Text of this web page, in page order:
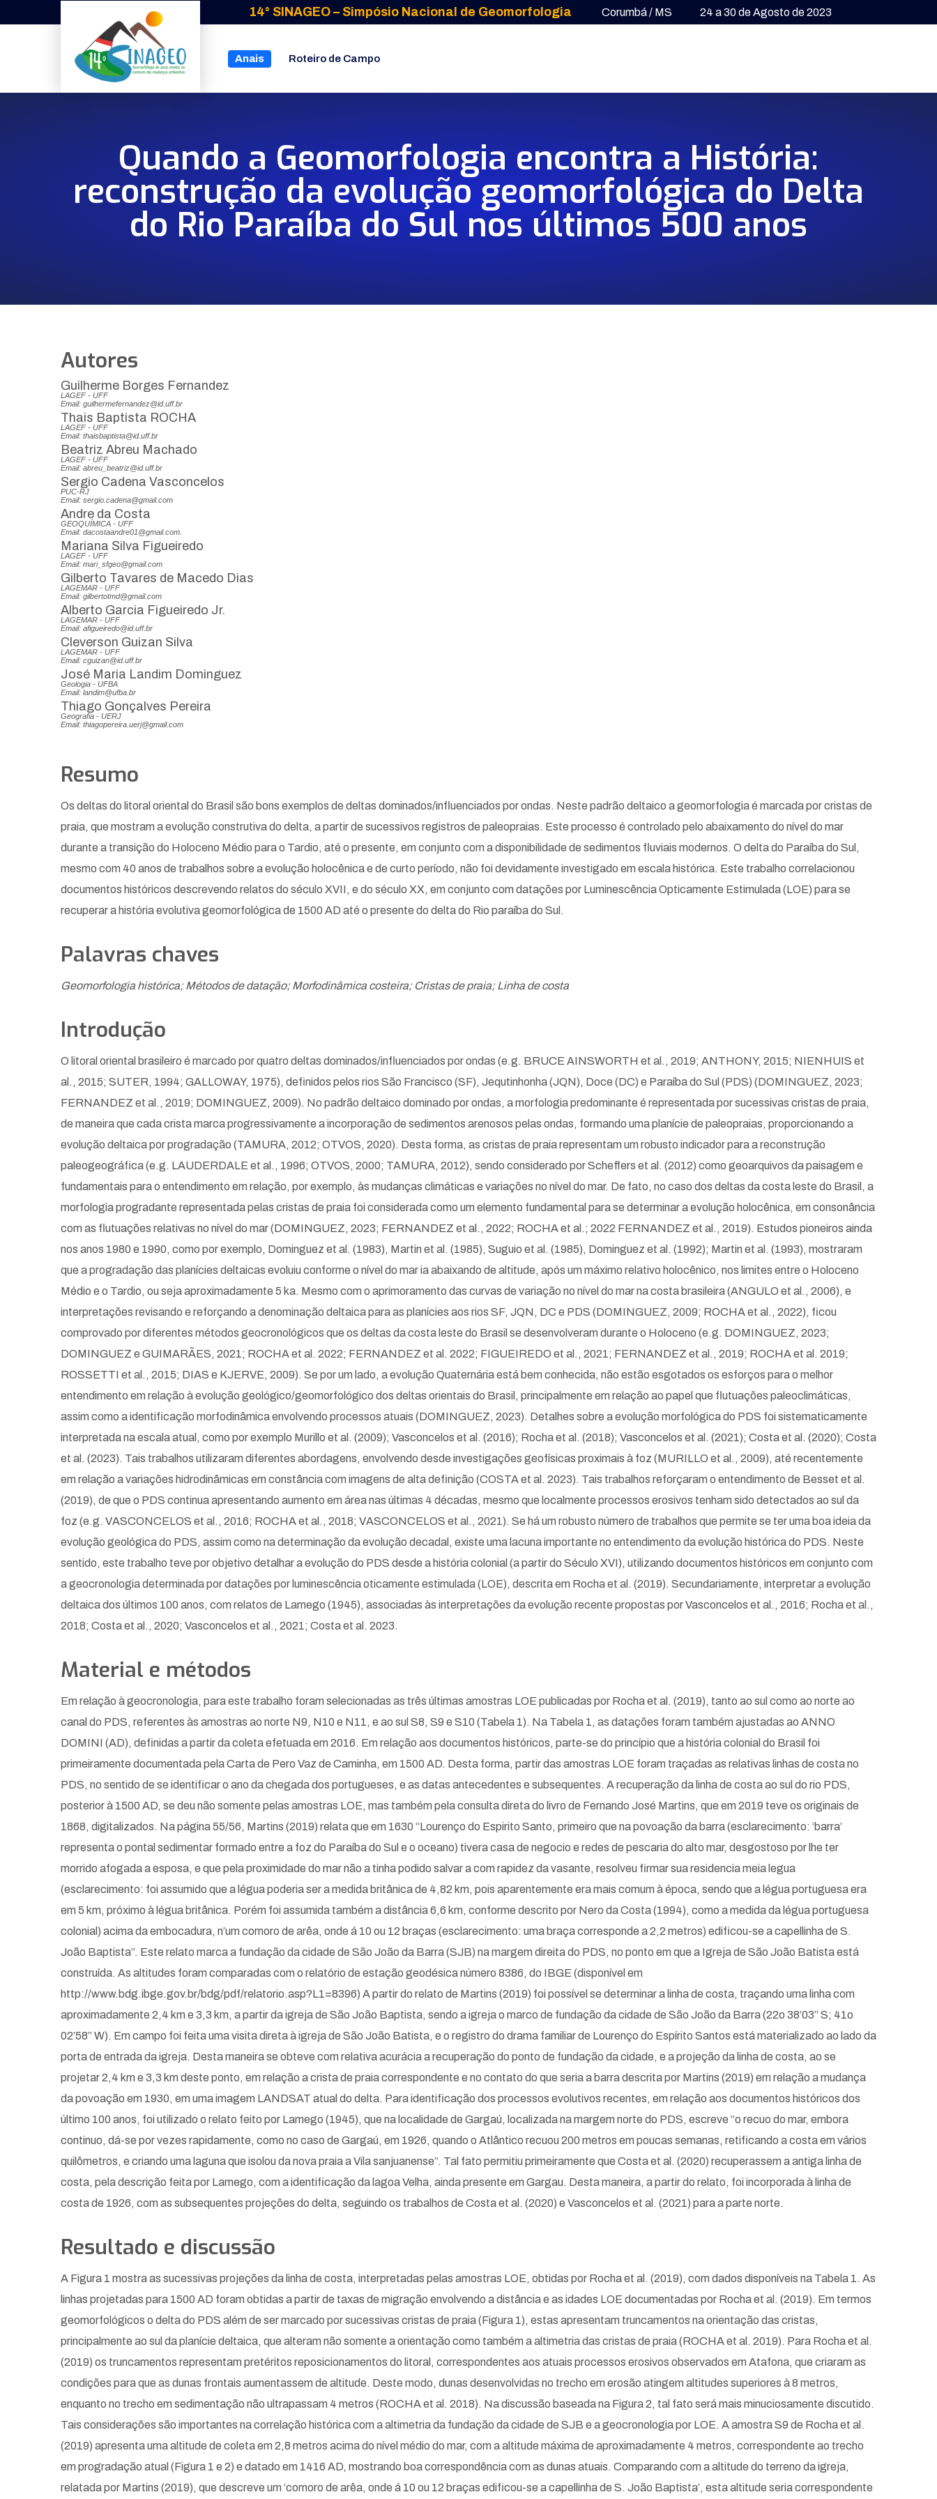
14° SINAGEO – Simpósio Nacional de Geomorfologia Corumbá / MS 24 a 30 de Agosto de 2023
Anais Roteiro de Campo
Quando a Geomorfologia encontra a História:
reconstrução da evolução geomorfológica do Delta
do Rio Paraíba do Sul nos últimos 500 anos
Autores
Guilherme Borges Fernandez
LAGEF - UFF
Email: guilhermefernandez@id.uff.br
Thais Baptista ROCHA
LAGEF - UFF
Email: thaisbaptista@id.uff.br
Beatriz Abreu Machado
LAGEF - UFF
Email: abreu_beatriz@id.uff.br
Sergio Cadena Vasconcelos
PUC-RJ
Email: sergio.cadena@gmail.com
Andre da Costa
GEOQUÍMICA - UFF
Email: dacostaandre01@gmail.com.
Mariana Silva Figueiredo
LAGEF - UFF
Email: mari_sfgeo@gmail.com
Gilberto Tavares de Macedo Dias
LAGEMAR - UFF
Email: gilbertotmd@gmail.com
Alberto Garcia Figueiredo Jr.
LAGEMAR - UFF
Email: afigueiredo@id.uff.br
Cleverson Guizan Silva
LAGEMAR - UFF
Email: cguizan@id.uff.br
José Maria Landim Dominguez
Geologia - UFBA
Email: landim@ufba.br
Thiago Gonçalves Pereira
Geografia - UERJ
Email: thiagopereira.uerj@gmail.com
Resumo
Os deltas do litoral oriental do Brasil são bons exemplos de deltas dominados/influenciados por ondas. Neste padrão deltaico a geomorfologia é marcada por cristas de
praia, que mostram a evolução construtiva do delta, a partir de sucessivos registros de paleopraias. Este processo é controlado pelo abaixamento do nível do mar
durante a transição do Holoceno Médio para o Tardio, até o presente, em conjunto com a disponibilidade de sedimentos fluviais modernos. O delta do Paraíba do Sul,
mesmo com 40 anos de trabalhos sobre a evolução holocênica e de curto período, não foi devidamente investigado em escala histórica. Este trabalho correlacionou
documentos históricos descrevendo relatos do século XVII, e do século XX, em conjunto com datações por Luminescência Opticamente Estimulada (LOE) para se
recuperar a história evolutiva geomorfológica de 1500 AD até o presente do delta do Rio paraíba do Sul.
Palavras chaves
Geomorfologia histórica; Métodos de datação; Morfodinâmica costeira; Cristas de praia; Linha de costa
Introdução
O litoral oriental brasileiro é marcado por quatro deltas dominados/influenciados por ondas (e.g. BRUCE AINSWORTH et al., 2019; ANTHONY, 2015; NIENHUIS et
al., 2015; SUTER, 1994; GALLOWAY, 1975), definidos pelos rios São Francisco (SF), Jequtinhonha (JQN), Doce (DC) e Paraíba do Sul (PDS) (DOMINGUEZ, 2023;
FERNANDEZ et al., 2019; DOMINGUEZ, 2009). No padrão deltaico dominado por ondas, a morfologia predominante é representada por sucessivas cristas de praia,
de maneira que cada crista marca progressivamente a incorporação de sedimentos arenosos pelas ondas, formando uma planície de paleopraias, proporcionando a
evolução deltaica por progradação (TAMURA, 2012; OTVOS, 2020). Desta forma, as cristas de praia representam um robusto indicador para a reconstrução
paleogeográfica (e.g. LAUDERDALE et al., 1996; OTVOS, 2000; TAMURA, 2012), sendo considerado por Scheffers et al. (2012) como geoarquivos da paisagem e
fundamentais para o entendimento em relação, por exemplo, às mudanças climáticas e variações no nível do mar. De fato, no caso dos deltas da costa leste do Brasil, a
morfologia progradante representada pelas cristas de praia foi considerada como um elemento fundamental para se determinar a evolução holocênica, em consonância
com as flutuações relativas no nível do mar (DOMINGUEZ, 2023; FERNANDEZ et al., 2022; ROCHA et al.; 2022 FERNANDEZ et al., 2019). Estudos pioneiros ainda
nos anos 1980 e 1990, como por exemplo, Dominguez et al. (1983), Martin et al. (1985), Suguio et al. (1985), Dominguez et al. (1992); Martin et al. (1993), mostraram
que a progradação das planícies deltaicas evoluiu conforme o nível do mar ia abaixando de altitude, após um máximo relativo holocênico, nos limites entre o Holoceno
Médio e o Tardio, ou seja aproximadamente 5 ka. Mesmo com o aprimoramento das curvas de variação no nível do mar na costa brasileira (ANGULO et al., 2006), e
interpretações revisando e reforçando a denominação deltaica para as planícies aos rios SF, JQN, DC e PDS (DOMINGUEZ, 2009; ROCHA et al., 2022), ficou
comprovado por diferentes métodos geocronológicos que os deltas da costa leste do Brasil se desenvolveram durante o Holoceno (e.g. DOMINGUEZ, 2023;
DOMINGUEZ e GUIMARÃES, 2021; ROCHA et al. 2022; FERNANDEZ et al. 2022; FIGUEIREDO et al., 2021; FERNANDEZ et al., 2019; ROCHA et al. 2019;
ROSSETTI et al., 2015; DIAS e KJERVE, 2009). Se por um lado, a evolução Quaternária está bem conhecida, não estão esgotados os esforços para o melhor
entendimento em relação à evolução geológico/geomorfológico dos deltas orientais do Brasil, principalmente em relação ao papel que flutuações paleoclimáticas,
assim como a identificação morfodinâmica envolvendo processos atuais (DOMINGUEZ, 2023). Detalhes sobre a evolução morfológica do PDS foi sistematicamente
interpretada na escala atual, como por exemplo Murillo et al. (2009); Vasconcelos et al. (2016); Rocha et al. (2018); Vasconcelos et al. (2021); Costa et al. (2020); Costa
et al. (2023). Tais trabalhos utilizaram diferentes abordagens, envolvendo desde investigações geofísicas proximais à foz (MURILLO et al., 2009), até recentemente
em relação a variações hidrodinâmicas em constância com imagens de alta definição (COSTA et al. 2023). Tais trabalhos reforçaram o entendimento de Besset et al.
(2019), de que o PDS continua apresentando aumento em área nas últimas 4 décadas, mesmo que localmente processos erosivos tenham sido detectados ao sul da
foz (e.g. VASCONCELOS et al., 2016; ROCHA et al., 2018; VASCONCELOS et al., 2021). Se há um robusto número de trabalhos que permite se ter uma boa ideia da
evolução geológica do PDS, assim como na determinação da evolução decadal, existe uma lacuna importante no entendimento da evolução histórica do PDS. Neste
sentido, este trabalho teve por objetivo detalhar a evolução do PDS desde a história colonial (a partir do Século XVI), utilizando documentos históricos em conjunto com
a geocronologia determinada por datações por luminescência oticamente estimulada (LOE), descrita em Rocha et al. (2019). Secundariamente, interpretar a evolução
deltaica dos últimos 100 anos, com relatos de Lamego (1945), associadas às interpretações da evolução recente propostas por Vasconcelos et al., 2016; Rocha et al.,
2018; Costa et al., 2020; Vasconcelos et al., 2021; Costa et al. 2023.
Material e métodos
Em relação à geocronologia, para este trabalho foram selecionadas as três últimas amostras LOE publicadas por Rocha et al. (2019), tanto ao sul como ao norte ao
canal do PDS, referentes às amostras ao norte N9, N10 e N11, e ao sul S8, S9 e S10 (Tabela 1). Na Tabela 1, as datações foram também ajustadas ao ANNO
DOMINI (AD), definidas a partir da coleta efetuada em 2016. Em relação aos documentos históricos, parte-se do princípio que a história colonial do Brasil foi
primeiramente documentada pela Carta de Pero Vaz de Caminha, em 1500 AD. Desta forma, partir das amostras LOE foram traçadas as relativas linhas de costa no
PDS, no sentido de se identificar o ano da chegada dos portugueses, e as datas antecedentes e subsequentes. A recuperação da linha de costa ao sul do rio PDS,
posterior à 1500 AD, se deu não somente pelas amostras LOE, mas também pela consulta direta do livro de Fernando José Martins, que em 2019 teve os originais de
1868, digitalizados. Na página 55/56, Martins (2019) relata que em 1630 “Lourenço do Espirito Santo, primeiro que na povoação da barra (esclarecimento: ‘barra’
representa o pontal sedimentar formado entre a foz do Paraíba do Sul e o oceano) tivera casa de negocio e redes de pescaria do alto mar, desgostoso por lhe ter
morrido afogada a esposa, e que pela proximidade do mar não a tinha podido salvar a com rapidez da vasante, resolveu firmar sua residencia meia legua
(esclarecimento: foi assumido que a légua poderia ser a medida britânica de 4,82 km, pois aparentemente era mais comum à época, sendo que a légua portuguesa era
em 5 km, próximo à légua britânica. Porém foi assumida também a distância 6,6 km, conforme descrito por Nero da Costa (1994), como a medida da légua portuguesa
colonial) acima da embocadura, n’um comoro de arêa, onde á 10 ou 12 braças (esclarecimento: uma braça corresponde a 2,2 metros) edificou-se a capellinha de S.
João Baptista”. Este relato marca a fundação da cidade de São João da Barra (SJB) na margem direita do PDS, no ponto em que a Igreja de São João Batista está
construída. As altitudes foram comparadas com o relatório de estação geodésica número 8386, do IBGE (disponível em
http://www.bdg.ibge.gov.br/bdg/pdf/relatorio.asp?L1=8396) A partir do relato de Martins (2019) foi possível se determinar a linha de costa, traçando uma linha com
aproximadamente 2,4 km e 3,3 km, a partir da igreja de São João Baptista, sendo a igreja o marco de fundação da cidade de São João da Barra (22o 38’03” S; 41o
02’58” W). Em campo foi feita uma visita direta à igreja de São João Batista, e o registro do drama familiar de Lourenço do Espírito Santos está materializado ao lado da
porta de entrada da igreja. Desta maneira se obteve com relativa acurácia a recuperação do ponto de fundação da cidade, e a projeção da linha de costa, ao se
projetar 2,4 km e 3,3 km deste ponto, em relação a crista de praia correspondente e no contato do que seria a barra descrita por Martins (2019) em relação a mudança
da povoação em 1930, em uma imagem LANDSAT atual do delta. Para identificação dos processos evolutivos recentes, em relação aos documentos históricos dos
último 100 anos, foi utilizado o relato feito por Lamego (1945), que na localidade de Gargaú, localizada na margem norte do PDS, escreve “o recuo do mar, embora
continuo, dá-se por vezes rapidamente, como no caso de Gargaú, em 1926, quando o Atlântico recuou 200 metros em poucas semanas, retificando a costa em vários
quilômetros, e criando uma laguna que isolou da nova praia a Vila sanjuanense”. Tal fato permitiu primeiramente que Costa et al. (2020) recuperassem a antiga linha de
costa, pela descrição feita por Lamego, com a identificação da lagoa Velha, ainda presente em Gargau. Desta maneira, a partir do relato, foi incorporada à linha de
costa de 1926, com as subsequentes projeções do delta, seguindo os trabalhos de Costa et al. (2020) e Vasconcelos et al. (2021) para a parte norte.
Resultado e discussão
A Figura 1 mostra as sucessivas projeções da linha de costa, interpretadas pelas amostras LOE, obtidas por Rocha et al. (2019), com dados disponíveis na Tabela 1. As
linhas projetadas para 1500 AD foram obtidas a partir de taxas de migração envolvendo a distância e as idades LOE documentadas por Rocha et al. (2019). Em termos
geomorfológicos o delta do PDS além de ser marcado por sucessivas cristas de praia (Figura 1), estas apresentam truncamentos na orientação das cristas,
principalmente ao sul da planície deltaica, que alteram não somente a orientação como também a altimetria das cristas de praia (ROCHA et al. 2019). Para Rocha et al.
(2019) os truncamentos representam pretéritos reposicionamentos do litoral, correspondentes aos atuais processos erosivos observados em Atafona, que criaram as
condições para que as dunas frontais aumentassem de altitude. Deste modo, dunas desenvolvidas no trecho em erosão atingem altitudes superiores à 8 metros,
enquanto no trecho em sedimentação não ultrapassam 4 metros (ROCHA et al. 2018). Na discussão baseada na Figura 2, tal fato será mais minuciosamente discutido.
Tais considerações são importantes na correlação histórica com a altimetria da fundação da cidade de SJB e a geocronologia por LOE. A amostra S9 de Rocha et al.
(2019) apresenta uma altitude de coleta em 2,8 metros acima do nível médio do mar, com a altitude máxima de aproximadamente 4 metros, correspondente ao trecho
em progradação atual (Figura 1 e 2) e datado em 1416 AD, mostrando boa correspondência com as dunas atuais. Comparando com a altitude do terreno da igreja,
relatada por Martins (2019), que descreve um ‘comoro de arêa, onde á 10 ou 12 braças edificou-se a capellinha de S. João Baptista’, esta altitude seria correspondente